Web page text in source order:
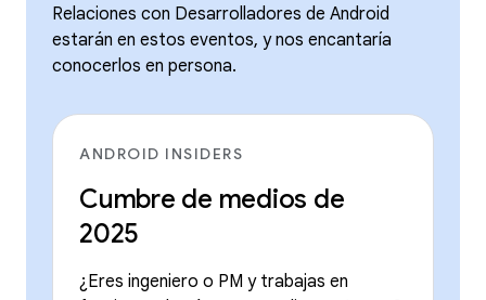
Relaciones con Desarrolladores de Android
estarán en estos eventos, y nos encantaría
conocerlos en persona.
ANDROID INSIDERS
Cumbre de medios de
2025
¿Eres ingeniero o PM y trabajas en